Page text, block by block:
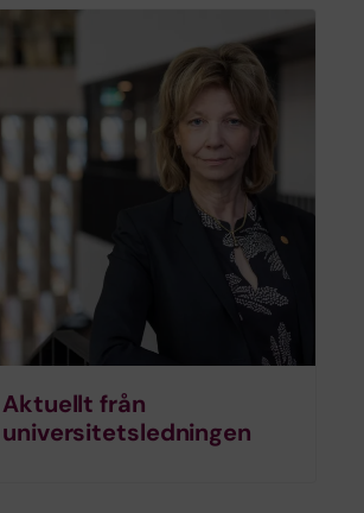
Aktuellt från
universitets­ledningen